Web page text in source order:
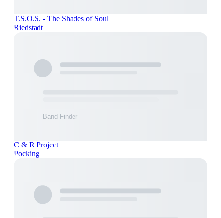
T.S.O.S. - The Shades of Soul
Riedstadt
C & R Project
Pocking